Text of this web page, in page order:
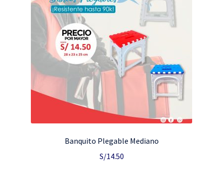
Banquito Plegable Mediano
S/14.50